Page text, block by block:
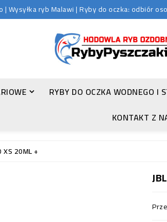
Wysyłka ryb Malawi | Ryby do oczka: odbiór
RYBY DO OCZKA WODNEGO I
KONTAKT Z
XS 20ML +